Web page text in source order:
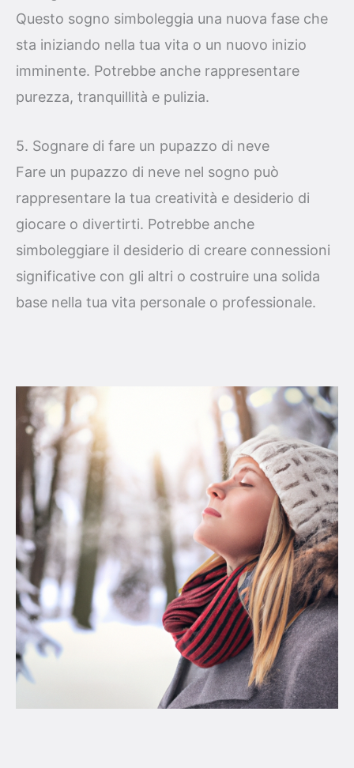
Questo sogno simboleggia una nuova fase che
sta iniziando nella tua vita o un nuovo inizio
imminente. Potrebbe anche rappresentare
purezza, tranquillità e pulizia.
5. Sognare di fare un pupazzo di neve
Fare un pupazzo di neve nel sogno può
rappresentare la tua creatività e desiderio di
giocare o divertirti. Potrebbe anche
simboleggiare il desiderio di creare connessioni
significative con gli altri o costruire una solida
base nella tua vita personale o professionale.